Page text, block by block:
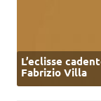
L’eclisse
Fabrizio Villa